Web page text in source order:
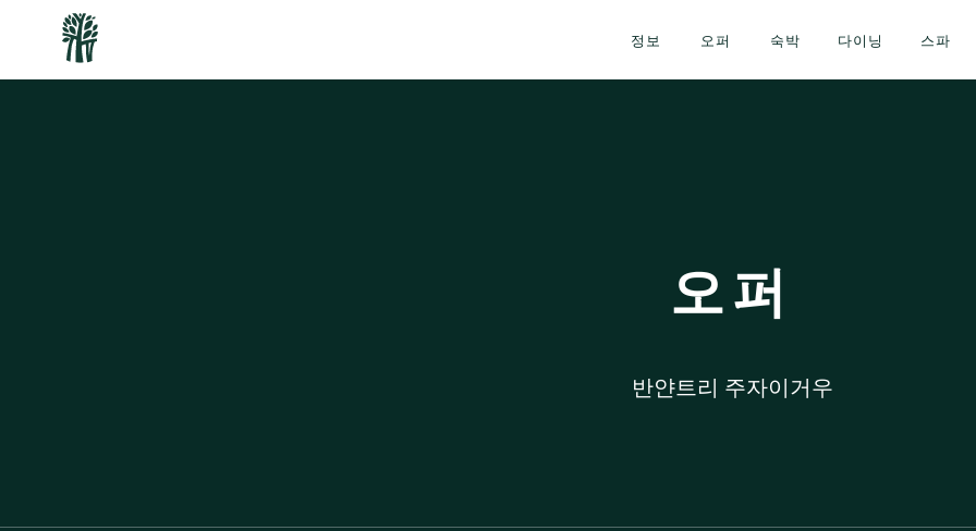
정보 오퍼 숙박 다이닝 스파
오퍼
반얀트리 주자이거우